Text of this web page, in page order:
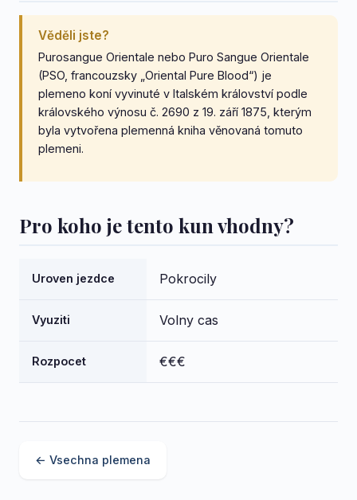
Věděli jste?
Purosangue Orientale nebo Puro Sangue Orientale
(PSO, francouzsky „Oriental Pure Blood“) je
plemeno koní vyvinuté v Italském království podle
královského výnosu č. 2690 z 19. září 1875, kterým
byla vytvořena plemenná kniha věnovaná tomuto
plemeni.
Pro koho je tento kun vhodny?
Uroven jezdce Pokrocily
Vyuziti Volny cas
Rozpocet €€€
← Vsechna plemena